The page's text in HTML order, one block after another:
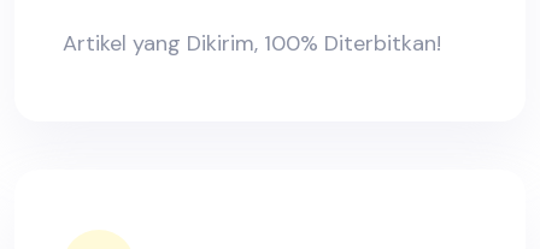
Artikel yang Dikirim, 100% Diterbitkan!